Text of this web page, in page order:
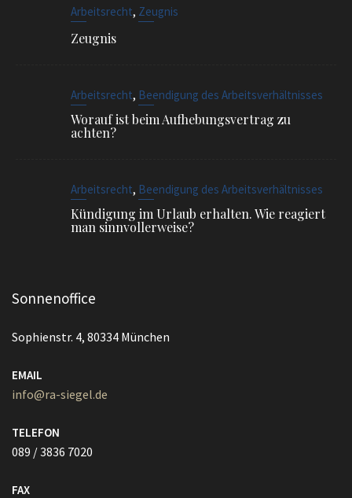
Arbeitsrecht, Zeugnis
Zeugnis
Arbeitsrecht, Beendigung des Arbeitsverhältnisses
Worauf ist beim Aufhebungsvertrag zu
achten?
Arbeitsrecht, Beendigung des Arbeitsverhältnisses
Kündigung im Urlaub erhalten. Wie reagiert
man sinnvollerweise?
Sonnenoffice
Sophienstr. 4, 80334 München
EMAIL
info@ra-siegel.de
TELEFON
089 / 3836 7020
FAX